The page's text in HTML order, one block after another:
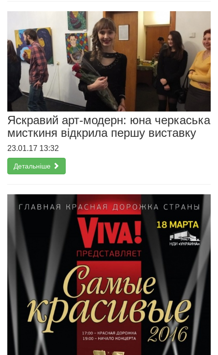
Яскравий арт-модерн: юна черкаська
мисткиня відкрила першу виставку
23.01.17 13:32
Детальніше